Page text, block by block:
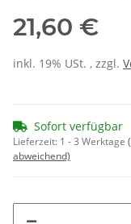
21,60 €
inkl. 19% USt. , zzgl.
Sofort verfügbar
Lieferzeit: 1 - 3 Werktage
abweichend)